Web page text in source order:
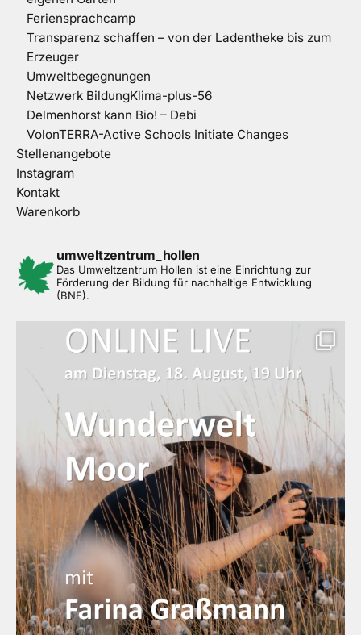
Feriensprachcamp
Transparenz schaffen – von der Ladentheke bis zum
Erzeuger
Umweltbegegnungen
Netzwerk BildungKlima-plus-56
Delmenhorst kann Bio! – Debi
VolonTERRA-Active Schools Initiate Changes
Stellenangebote
Instagram
Kontakt
Warenkorb
umweltzentrum_hollen
Das Umweltzentrum Hollen ist eine Einrichtung zur
Förderung der Bildung für nachhaltige Entwicklung
(BNE).